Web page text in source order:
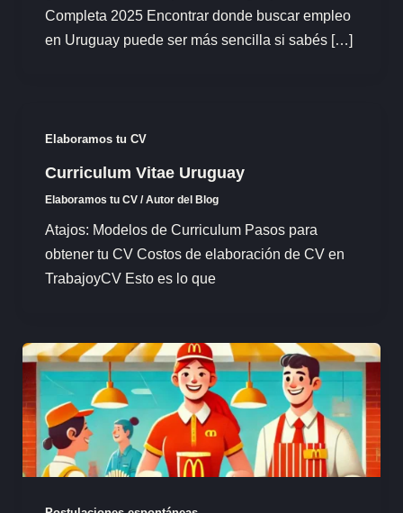
Completa 2025 Encontrar donde buscar empleo
en Uruguay puede ser más sencilla si sabés […]
Elaboramos tu CV
Curriculum Vitae Uruguay
Elaboramos tu CV/Autor del Blog
Atajos: Modelos de Curriculum Pasos para
obtener tu CV Costos de elaboración de CV en
TrabajoyCV Esto es lo que